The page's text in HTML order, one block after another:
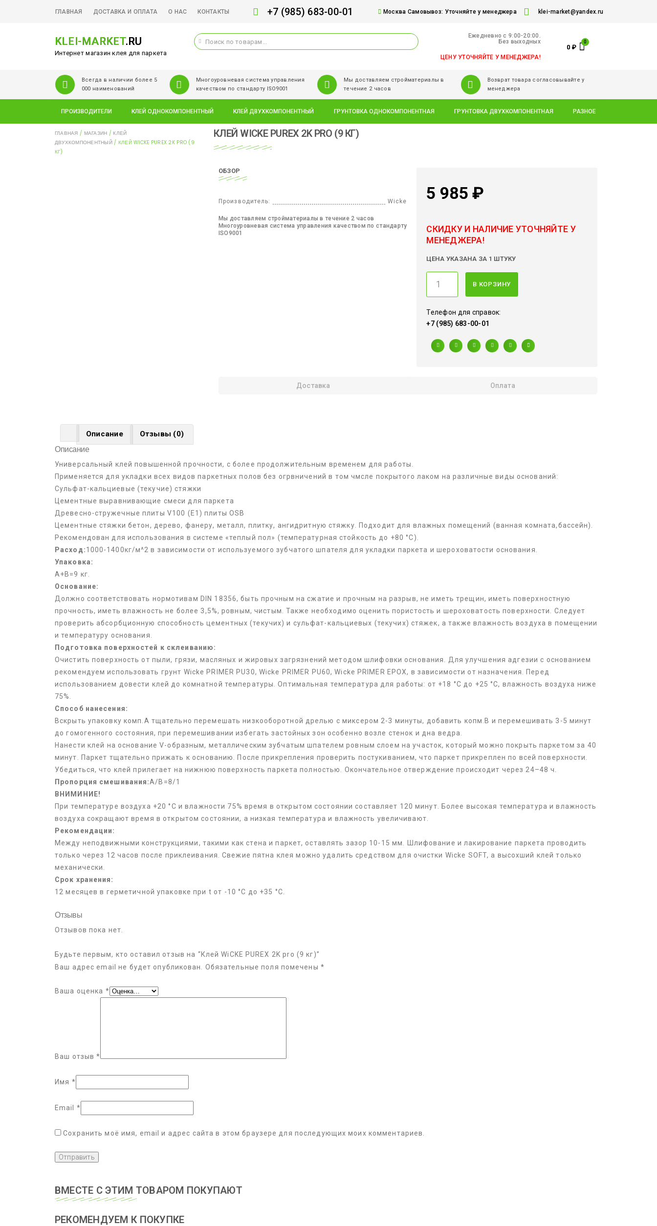
ГЛАВНАЯ ДОСТАВКА И ОПЛАТА О НАС КОНТАКТЫ +7 (985) 683-00-01 Москва Самовывоз: Уточняйте у менеджера klei-market@yandex.ru
KLEI-MARKET.RU
Интернет магазин клея для паркета
Ежедневно c 9:00-20:00.
Без выходных
ЦЕНУ УТОЧНЯЙТЕ У МЕНЕДЖЕРА!
0₽
Всегда в наличии более 5
000 наименований
Многоуровневая система управления
качеством по стандарту ISO9001
Мы доставляем стройматериалы в
течение 2 часов
Возврат товара согласовывайте у
менеджера
ПРОИЗВОДИТЕЛИ КЛЕЙ ОДНОКОМПОНЕНТНЫЙ КЛЕЙ ДВУХКОМПОНЕНТНЫЙ ГРУНТОВКА ОДНОКОМПОНЕНТНАЯ ГРУНТОВКА ДВУХКОМПОНЕНТНАЯ РАЗНОЕ
ГЛАВНАЯ / МАГАЗИН / КЛЕЙ
ДВУХКОМПОНЕНТНЫЙ/ КЛЕЙ WICKE PUREX 2K PRO (9
КГ)
КЛЕЙ WICKE PUREX 2K PRO (9 КГ)
ОБЗОР
Производитель: Wicke
Мы доставляем стройматериалы в течение 2 часов
Многоуровневая система управления качеством по стандарту
ISO9001
5 985₽
СКИДКУ И НАЛИЧИЕ УТОЧНЯЙТЕ У
МЕНЕДЖЕРА!
ЦЕНА УКАЗАНА ЗА 1 ШТУКУ
В КОРЗИНУ
Телефон для справок:
+7 (985) 683-00-01
Доставка Оплата
Описание Отзывы (0)
Описание
Универсальный клей повышенной прочности, с более продолжительным временем для работы.
Применяется для укладки всех видов паркетных полов без огрвничений в том чмсле покрытого лаком на различные виды оснований:
Сульфат-кальциевые (текучие) стяжки
Цементные выравнивающие смеси для паркета
Древесно-стружечные плиты V100 (E1) плиты OSB
Цементные стяжки бетон, дерево, фанеру, металл, плитку, ангидритную стяжку. Подходит для влажных помещений (ванная комната,бассейн).
Рекомендован для использования в системе «теплый пол» (температурная стойкость до +80 °С).
Расход:1000-1400кг/м^2 в зависимости от используемого зубчатого шпателя для укладки паркета и шероховатости основания.
Упаковка:
А+В=9 кг.
Основание:
Должно соответствовать нормотивам DIN 18356, быть прочным на сжатие и прочным на разрыв, не иметь трещин, иметь поверхностную
прочность, иметь влажность не более 3,5%, ровным, чистым. Также необходимо оценить пористость и шероховатость поверхности. Следует
проверить абсорбционную способность цементных (текучих) и сульфат-кальциевых (текучих) стяжек, а также влажность воздуха в помещении
и температуру основания.
Подготовка поверхностей к склеиванию:
Очистить поверхность от пыли, грязи, масляных и жировых загрязнений методом шлифовки основания. Для улучшения адгезии с основанием
рекомендуем использовать грунт Wicke PRIMER PU30, Wicke PRIMER PU60, Wicke PRIMER EPOX, в зависимости от назначения. Перед
использованием довести клей до комнатной температуры. Оптимальная температура для работы: от +18 °С до +25 °С, влажность воздуха ниже
75%.
Способ нанесения:
Вскрыть упаковку комп.А тщательно перемешать низкооборотной дрелью с миксером 2-3 минуты, добавить копм.В и перемешивать 3-5 минут
до гомогенного состояния, при перемешивании избегать застойных зон особенно возле стенок и дна ведра.
Нанести клей на основание V-образным, металлическим зубчатым шпателем ровным слоем на участок, который можно покрыть паркетом за 40
минут. Паркет тщательно прижать к основанию. После прикрепления проверить постукиванием, что паркет прикреплен по всей поверхности.
Убедиться, что клей прилегает на нижнюю поверхность паркета полностью. Окончательное отверждение происходит через 24–48 ч.
Пропорция смешивания:А/В=8/1
ВНИМИНИЕ!
При температуре воздуха +20 °С и влажности 75% время в открытом состоянии составляет 120 минут. Более высокая температура и влажность
воздуха сокращают время в открытом состоянии, а низкая температура и влажность увеличивают.
Рекомендации:
Между неподвижными конструкциями, такими как стена и паркет, оставлять зазор 10-15 мм. Шлифование и лакирование паркета проводить
только через 12 часов после приклеивания. Свежие пятна клея можно удалить средством для очистки Wicke SOFT, а высохший клей только
механически.
Срок хранения:
12 месяцев в герметичной упаковке при t от -10 °С до +35 °С.
Отзывы
Отзывов пока нет.
Будьте первым, кто оставил отзыв на “Клей WiCKE PUREX 2K pro (9 кг)”
Ваш адрес email не будет опубликован.
Обязательные поля помечены *
Ваша оценка *
Ваш отзыв*
Имя *
Email *
Сохранить моё имя, email и адрес сайта в этом браузере для последующих моих комментариев.
ВМЕСТЕ С ЭТИМ ТОВАРОМ ПОКУПАЮТ
РЕКОМЕНДУЕМ К ПОКУПКЕ